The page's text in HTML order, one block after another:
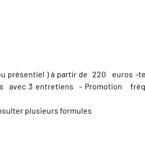
présentiel ) à partir de 220 euros -
avec 3 entretiens - Promotion
plusieurs formules